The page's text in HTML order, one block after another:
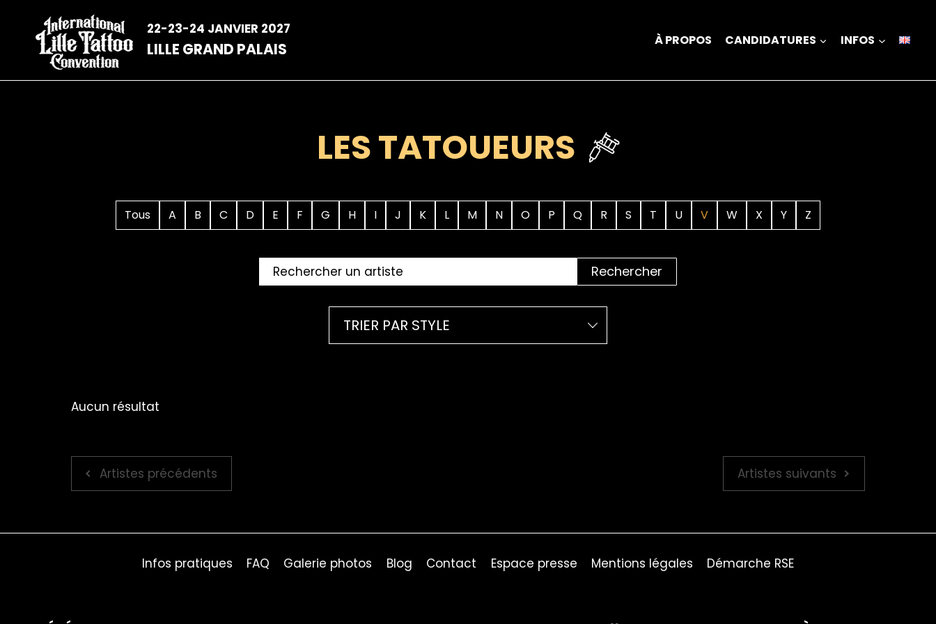
contenu
22-23-24 JANVIER 2027
LILLE GRAND PALAIS À PROPOS CANDIDATURES INFOS
LES TATOUEURS
Tous A B C D E F G H I J K L M N O P Q R S T U V W X Y Z
Rechercher
TRIER PAR STYLE
Aucun résultat
Artistes précédents Artistes suivants
Infos pratiques FAQ Galerie photos Blog Contact Espace presse Mentions légales Démarche RSE